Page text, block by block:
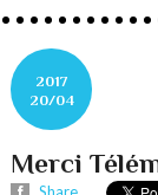
2017
20/04
Merci